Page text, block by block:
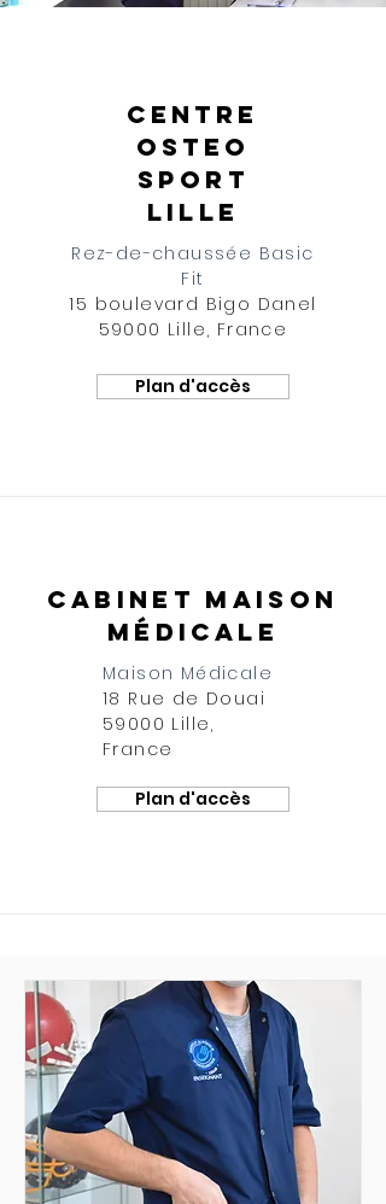
CENTRE
OSTEO
SPORT
LILLE
Rez-de-chaussée Basic
Fit
15 boulevard Bigo Danel
59000 Lille, France
Plan d'accès
Cabinet maison
médicale
Maison Médicale
18 Rue de Douai
59000 Lille,
France
Plan d'accès